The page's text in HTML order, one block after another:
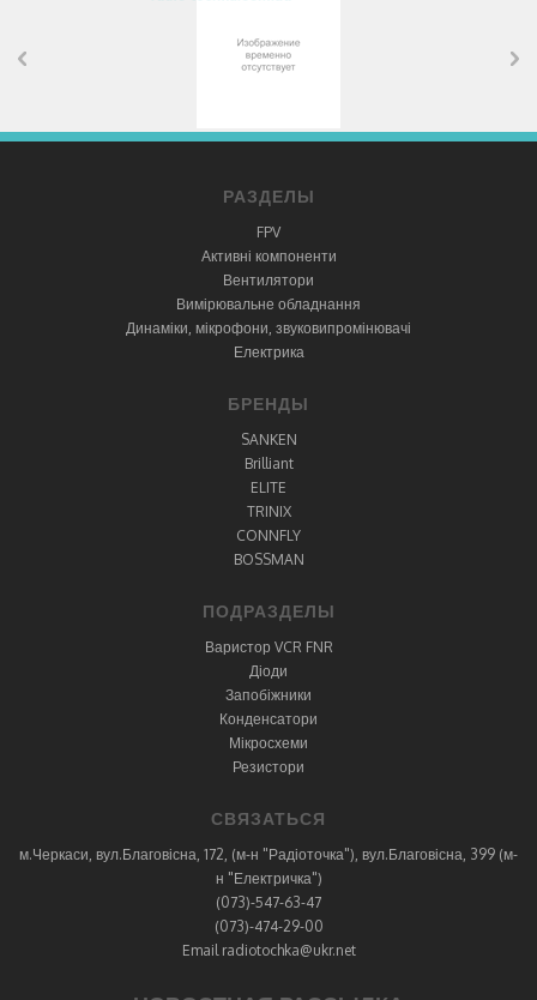
РАЗДЕЛЫ
FPV
Активні компоненти
Вентилятори
Вимірювальне обладнання
Динаміки, мікрофони, звуковипромінювачі
Електрика
БРЕНДЫ
SANKEN
Brilliant
ELITE
TRINIX
CONNFLY
BOSSMAN
ПОДРАЗДЕЛЫ
Варистор VCR FNR
Діоди
Запобіжники
Конденсатори
Мікросхеми
Резистори
СВЯЗАТЬСЯ
м.Черкаси, вул.Благовісна, 172, (м-н "Радіоточка"), вул.Благовісна, 399 (м-
н "Електричка")
(073)-547-63-47
(073)-474-29-00
Email radiotochka@ukr.net